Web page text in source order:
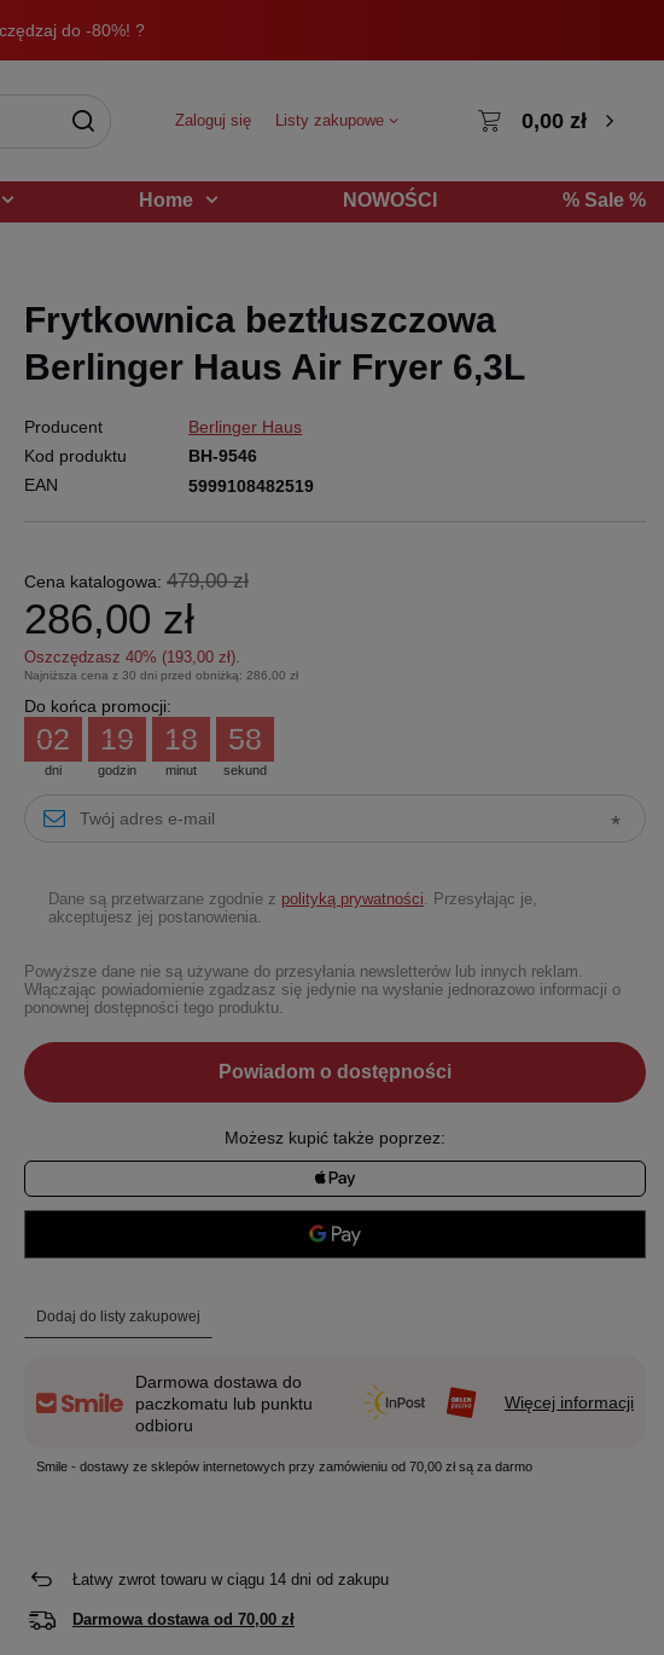
do -80%! ?
Zaloguj się Listy zakupowe 0,00 zł
Home NOWOŚCI % Sale %
Frytkownica beztłuszczowa
Berlinger Haus Air Fryer 6,3L
Producent
Berlinger Haus
Kod produktu
BH-9546
EAN
5999108482519
Cena katalogowa: 479,00 zł
286,00 zł
Oszczędzasz 40% (193,00 zł).
Najniższa cena z 30 dni przed obniżką: 286,00 zł
Do końca promocji:
dni
02
godzin
19
minut
18
sekund
57
Dane są przetwarzane zgodnie z polityką prywatności. Przesyłając je,
akceptujesz jej postanowienia.
Powyższe dane nie są używane do przesyłania newsletterów lub innych reklam.
Włączając powiadomienie zgadzasz się jedynie na wysłanie jednorazowo informacji o
ponownej dostępności tego produktu.
Powiadom o dostępności
Możesz kupić także poprzez:
Dodaj do listy zakupowej
Darmowa dostawa do
paczkomatu lub punktu
odbioru
Więcej informacji
Smile - dostawy ze sklepów internetowych przy zamówieniu od 70,00 zł są za darmo
Łatwy zwrot towaru w ciągu 14dni od zakupu
Darmowa dostawa od 70,00 zł